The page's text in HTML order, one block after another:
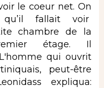
le coeur net. On
fallait voir
chambre de la
étage. Il
qui ouvrit
peut-être
expliqua: